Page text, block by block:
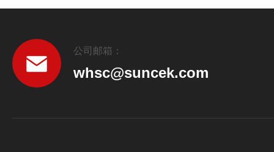
公司邮箱：
whsc@suncek.com